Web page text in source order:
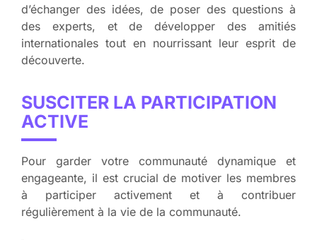
d’échanger des idées, de poser des questions à
des experts, et de développer des amitiés
internationales tout en nourrissant leur esprit de
découverte.
SUSCITER LA PARTICIPATION
ACTIVE
Pour garder votre communauté dynamique et
engageante, il est crucial de motiver les membres
à participer activement et à contribuer
régulièrement à la vie de la communauté.